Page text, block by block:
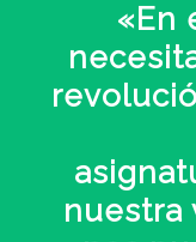
«En
nuestra